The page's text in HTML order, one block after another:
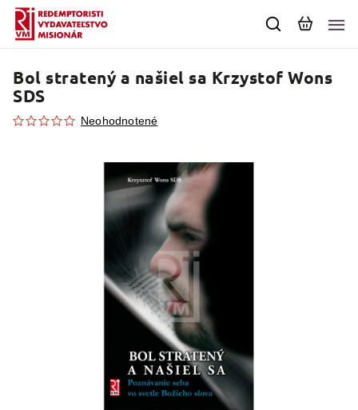
Bol stratený a našiel sa Krzystof Wons
SDS
Neohodnotené